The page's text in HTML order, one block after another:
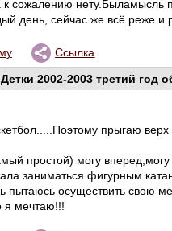
сожалению нету.Быламысль
день, сейчас же всё реже и
Ссылка
Детки 2002-2003 третий год
прыгаю
простой) могу
заниматься фигурным
пытаюсь осуществить свою
я мечтаю!!!